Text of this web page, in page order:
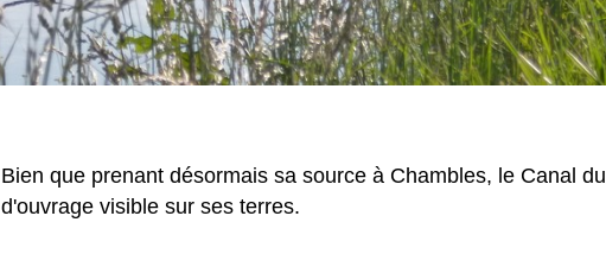
Bien que prenant désormais sa source à Chambles, le Canal
d'ouvrage visible sur ses terres.